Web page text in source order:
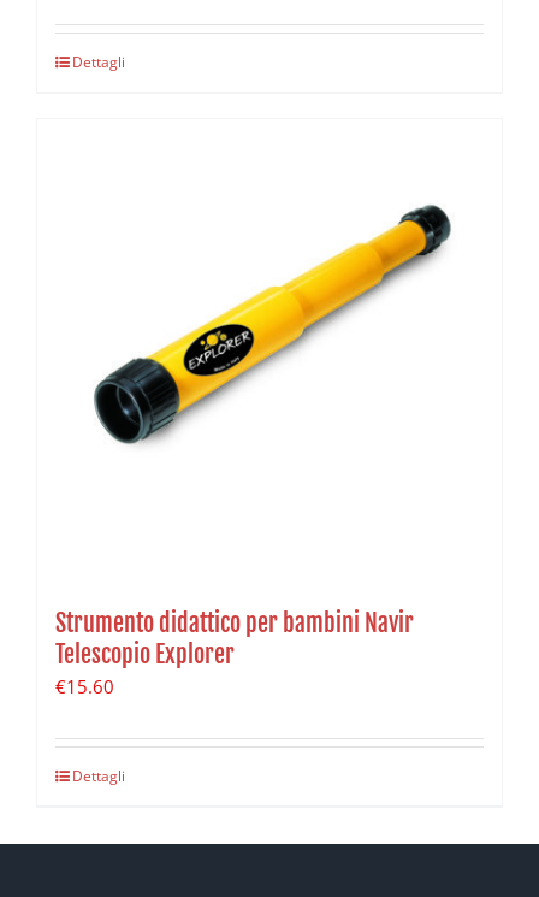
Dettagli
Strumento didattico per bambini Navir
Telescopio Explorer
€15.60
Dettagli